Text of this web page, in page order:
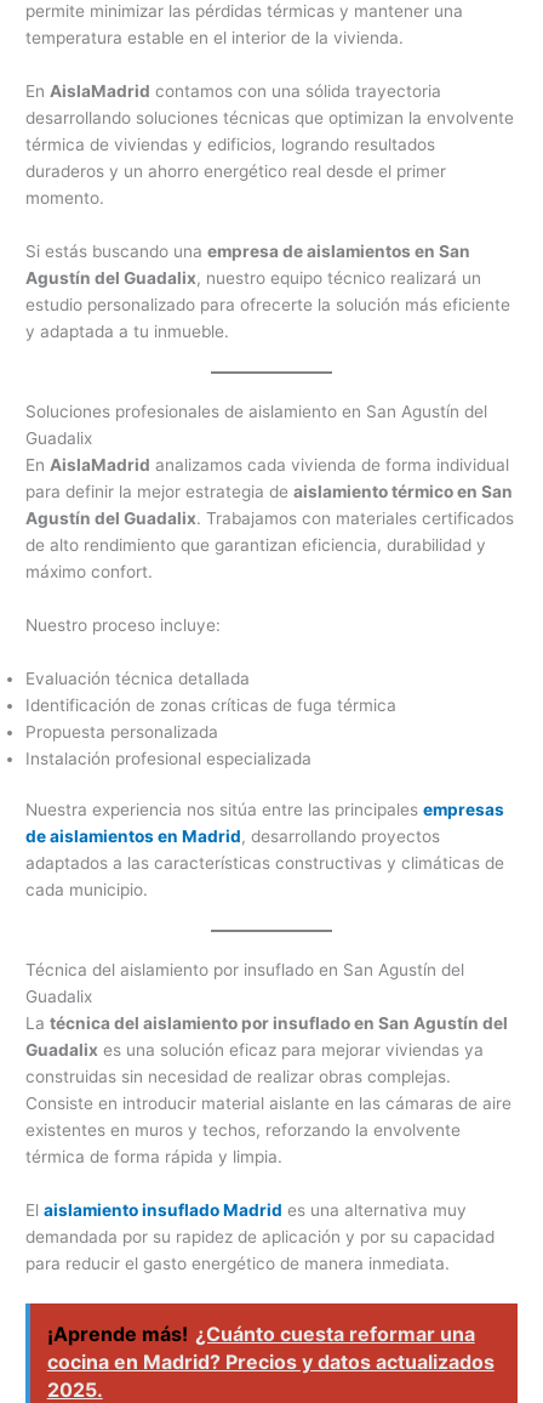
permite minimizar las pérdidas térmicas y mantener una
temperatura estable en el interior de la vivienda.
EnAislaMadrid contamos con una sólida trayectoria
desarrollando soluciones técnicas que optimizan la envolvente
térmica de viviendas y edificios, logrando resultados
duraderos y un ahorro energético real desde el primer
momento.
Si estás buscando unaempresa de aislamientos en San
Agustín del Guadalix, nuestro equipo técnico realizará un
estudio personalizado para ofrecerte la solución más eficiente
y adaptada a tu inmueble.
Soluciones profesionales de aislamiento en San Agustín del
Guadalix
En AislaMadrid analizamos cada vivienda de forma individual
para definir la mejor estrategia deaislamiento térmico en San
Agustín del Guadalix. Trabajamos con materiales certificados
de alto rendimiento que garantizan eficiencia, durabilidad y
máximo confort.
Nuestro proceso incluye:
Evaluación técnica detallada
Identificación de zonas críticas de fuga térmica
Propuesta personalizada
Instalación profesional especializada
Nuestra experiencia nos sitúa entre las principalesempresas
de aislamientos en Madrid, desarrollando proyectos
adaptados a las características constructivas y climáticas de
cada municipio.
Técnica del aislamiento por insuflado en San Agustín del
Guadalix
Latécnica del aislamiento por insuflado en San Agustín del
Guadalix es una solución eficaz para mejorar viviendas ya
construidas sin necesidad de realizar obras complejas.
Consiste en introducir material aislante en las cámaras de aire
existentes en muros y techos, reforzando la envolvente
térmica de forma rápida y limpia.
Elaislamiento insuflado Madrid es una alternativa muy
demandada por su rapidez de aplicación y por su capacidad
para reducir el gasto energético de manera inmediata.
¡Aprende más! ¿Cuánto cuesta reformar una
cocina en Madrid? Precios y datos actualizados
2025.